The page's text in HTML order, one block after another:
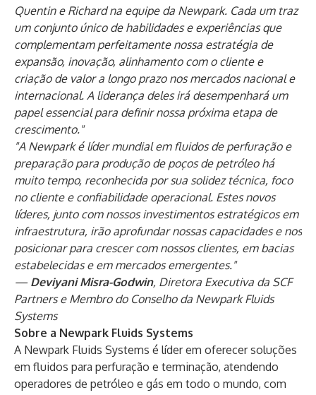
Quentin e Richard na equipe da Newpark. Cada um traz
um conjunto único de habilidades e experiências que
complementam perfeitamente nossa estratégia de
expansão, inovação, alinhamento com o cliente e
criação de valor a longo prazo nos mercados nacional e
internacional. A liderança deles irá desempenhará um
papel essencial para definir nossa próxima etapa de
crescimento."
"A Newpark é líder mundial em fluidos de perfuração e
preparação para produção de poços de petróleo há
muito tempo, reconhecida por sua solidez técnica, foco
no cliente e confiabilidade operacional. Estes novos
líderes, junto com nossos investimentos estratégicos em
infraestrutura, irão aprofundar nossas capacidades e nos
posicionar para crescer com nossos clientes, em bacias
estabelecidas e em mercados emergentes."
— Deviyani Misra-Godwin, Diretora Executiva da SCF
Partners e Membro do Conselho da Newpark Fluids
Systems
Sobre a Newpark Fluids Systems
A Newpark Fluids Systems é líder em oferecer soluções
em fluidos para perfuração e terminação, atendendo
operadores de petróleo e gás em todo o mundo, com